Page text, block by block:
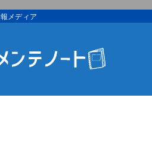
メディア